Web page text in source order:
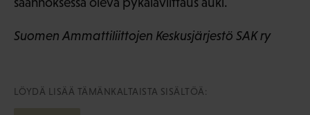
Suomen Ammattiliittojen Keskusjärjestö SAK ry
LÖYDÄ LISÄÄ TÄMÄNKALTAISTA SISÄLTÖÄ: